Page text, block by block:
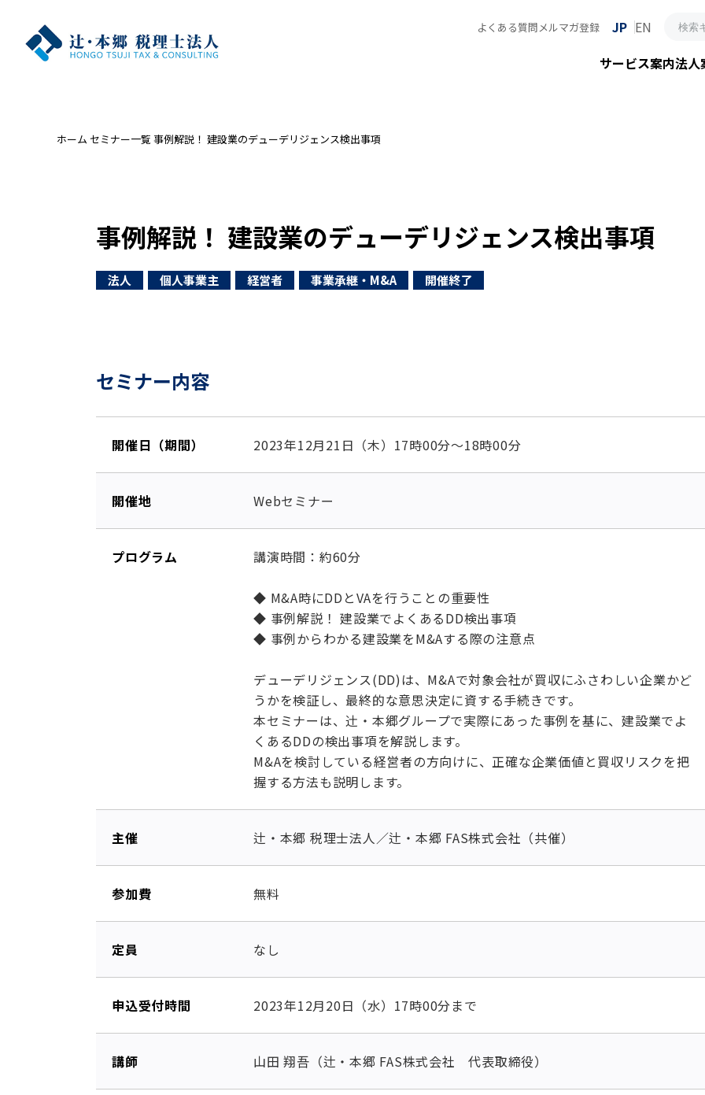
よくある質問 メルマガ登録 JP EN
サービス案内法人
ホーム セミナー一覧 事例解説！ 建設業のデューデリジェンス検出事項
事例解説！ 建設業のデューデリジェンス検出事項
法人 個人事業主 経営者 事業承継・M&A 開催終了
セミナー内容
開催日（期間） 2023年12月21日（木）17時00分～18時00分
開催地 Webセミナー
プログラム 講演時間：約60分
◆ M&A時にDDとVAを行うことの重要性
◆ 事例解説！ 建設業でよくあるDD検出事項
◆ 事例からわかる建設業をM&Aする際の注意点
デューデリジェンス(DD)は、M&Aで対象会社が買収にふさわしい企業かど
うかを検証し、最終的な意思決定に資する手続きです。
本セミナーは、辻󠄀・本郷グループで実際にあった事例を基に、建設業でよ
くあるDDの検出事項を解説します。
M&Aを検討している経営者の方向けに、正確な企業価値と買収リスクを把
握する方法も説明します。
主催 辻・本郷 税理士法人／辻・本郷 FAS株式会社（共催）
参加費 無料
定員 なし
申込受付時間 2023年12月20日（水）17時00分まで
講師 山田 翔吾（辻・本郷 FAS株式会社 代表取締役）